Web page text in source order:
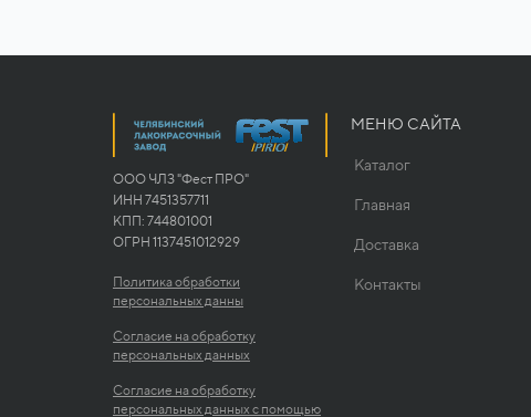
ООО ЧЛЗ "Фест ПРО"
ИНН 7451357711
КПП: 744801001
ОГРН 1137451012929
Политика обработки
персональных данны
Согласие на обработку
персональных данных
Согласие на обработку
персональных данных с помощью
МЕНЮ САЙТА
Каталог
Главная
Доставка
Контакты